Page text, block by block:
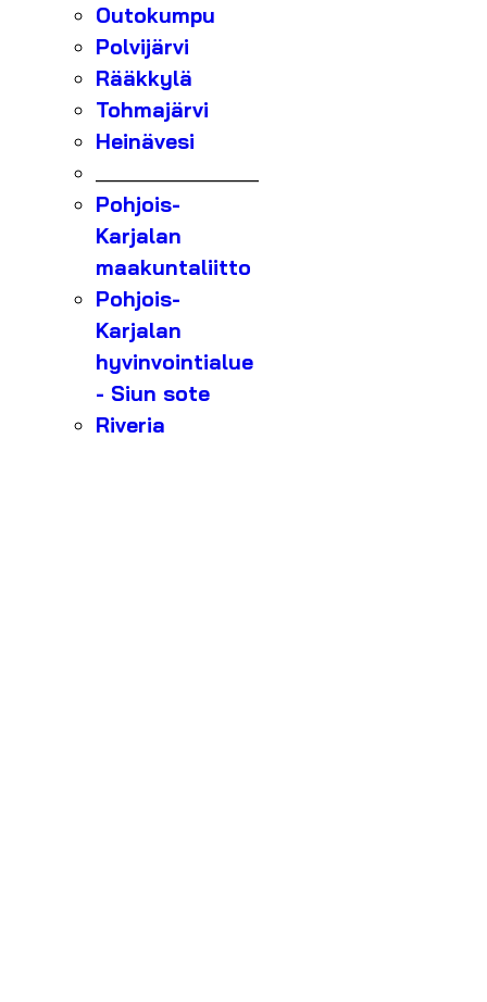
Outokumpu
Polvijärvi
Rääkkylä
Tohmajärvi
Heinävesi
Pohjois-
Karjalan
maakuntaliitto
Pohjois-
Karjalan
hyvinvointialue
- Siun sote
Riveria